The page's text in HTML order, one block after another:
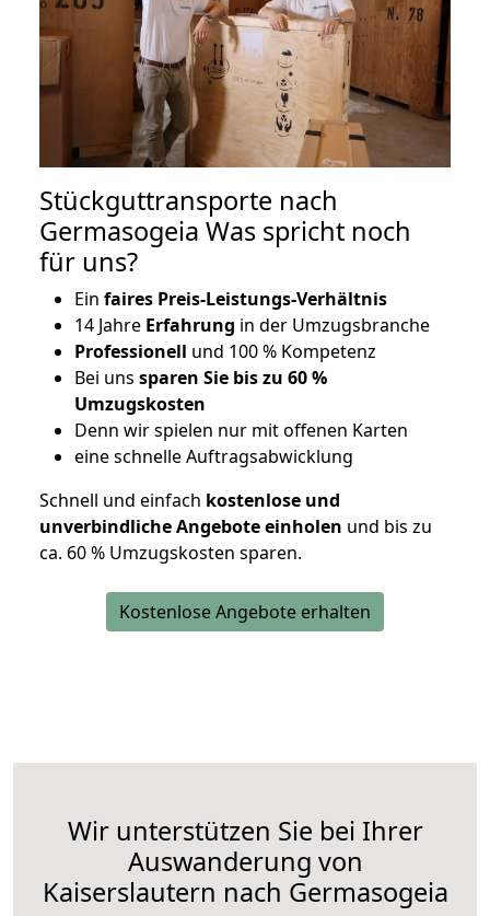
Stückguttransporte nach
Germasogeia Was spricht noch
für uns?
Ein faires Preis-Leistungs-Verhältnis
14 Jahre Erfahrung in der Umzugsbranche
Professionell und 100 % Kompetenz
Bei uns sparen Sie bis zu 60 %
Umzugskosten
Denn wir spielen nur mit offenen Karten
eine schnelle Auftragsabwicklung
Schnell und einfach kostenlose und
unverbindliche Angebote einholen und bis zu
ca. 60 % Umzugskosten sparen.
Kostenlose Angebote erhalten
Wir unterstützen Sie bei Ihrer
Auswanderung von
Kaiserslautern nach Germasogeia